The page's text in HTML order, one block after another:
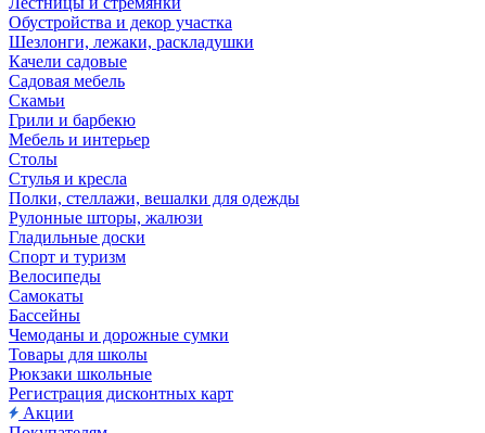
Обустройства и декор участка
Шезлонги, лежаки, раскладушки
Качели садовые
Садовая мебель
Скамьи
Грили и барбекю
Мебель и интерьер
Столы
Стулья и кресла
Полки, стеллажи, вешалки для одежды
Рулонные шторы, жалюзи
Гладильные доски
Спорт и туризм
Велосипеды
Самокаты
Бассейны
Чемоданы и дорожные сумки
Товары для школы
Рюкзаки школьные
Регистрация дисконтных карт
Акции